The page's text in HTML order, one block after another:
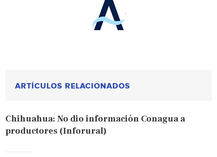
ARTÍCULOS RELACIONADOS
Chihuahua: No dio información Conagua a
productores (Inforural)